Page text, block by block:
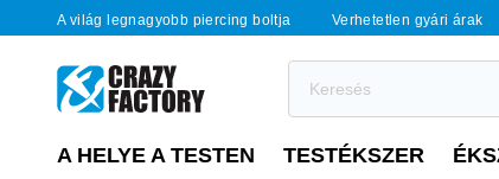
A világ legnagyobb piercing boltja Verhetetlen gyári árak
A HELYE A TESTEN TESTÉKSZER